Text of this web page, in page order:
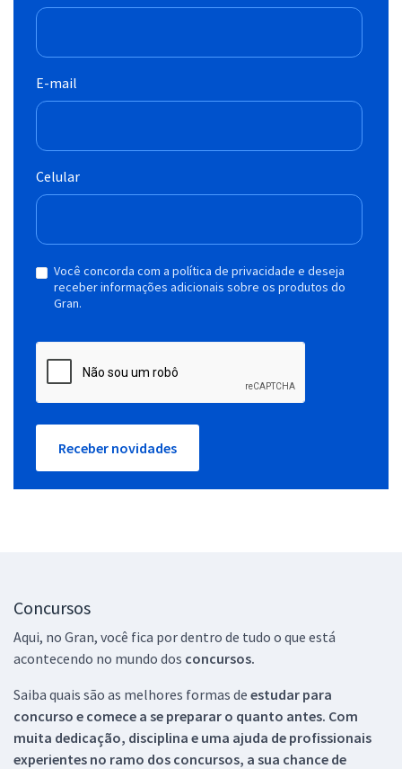
E-mail
Celular
Você concorda com a política de privacidade e deseja
receber informações adicionais sobre os produtos do
Gran.
Receber novidades
Concursos
Aqui, no Gran, você fica por dentro de tudo o que está
acontecendo no mundo dos concursos.
Saiba quais são as melhores formas de estudar para
concurso e comece a se preparar o quanto antes. Com
muita dedicação, disciplina e uma ajuda de profissionais
experientes no ramo dos concursos, a sua chance de